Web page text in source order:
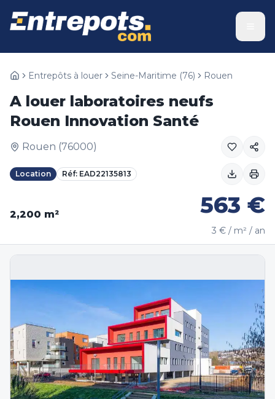
Entrepôts à louer Seine-Maritime (76) Rouen
A louer laboratoires neufs
Rouen Innovation Santé
Rouen (76000)
Location Réf: EAD22135813
2,200 m² 563 €
3 € / m² / an